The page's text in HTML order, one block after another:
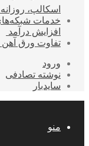
اسکالپ،
افزایش درآمد
تفاوت ورق
ورود
نوشته تصادفی
سایدبار
منو